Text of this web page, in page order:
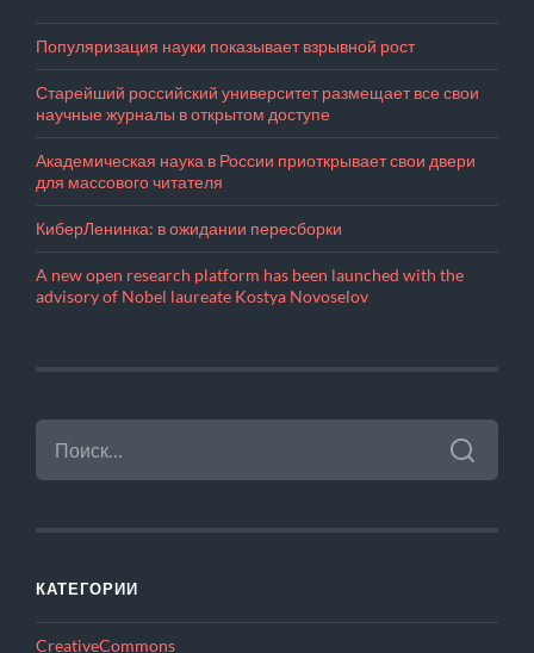
Популяризация науки показывает взрывной рост
Старейший российский университет размещает все свои
научные журналы в открытом доступе
Академическая наука в России приоткрывает свои двери
для массового читателя
КиберЛенинка: в ожидании пересборки
A new open research platform has been launched with the
advisory of Nobel laureate Kostya Novoselov
НАЙТИ:
КАТЕГОРИИ
CreativeCommons